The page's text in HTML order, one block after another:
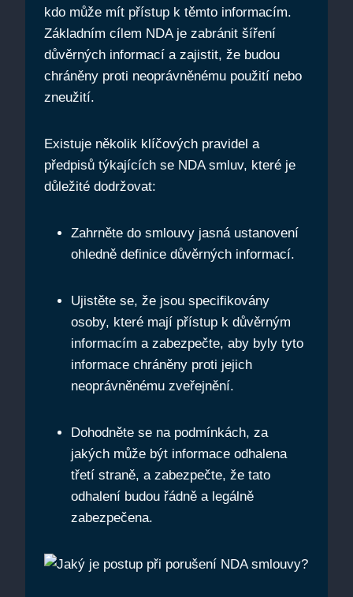
kdo může mít přístup k těmto informacím.
Základním cílem NDA je zabránit šíření
důvěrných informací a zajistit, že budou
chráněny proti neoprávněnému použití nebo
zneužití.
Existuje několik klíčových pravidel a
předpisů týkajících se NDA smluv, které je
důležité dodržovat:
Zahrněte do smlouvy jasná ustanovení
ohledně definice důvěrných informací.
Ujistěte se, že jsou specifikovány
osoby, které mají přístup k důvěrným
informacím a zabezpečte, aby byly tyto
informace chráněny proti jejich
neoprávněnému zveřejnění.
Dohodněte se na podmínkách, za
jakých může být informace odhalena
třetí straně, a zabezpečte, že tato
odhalení budou řádně a legálně
zabezpečena.